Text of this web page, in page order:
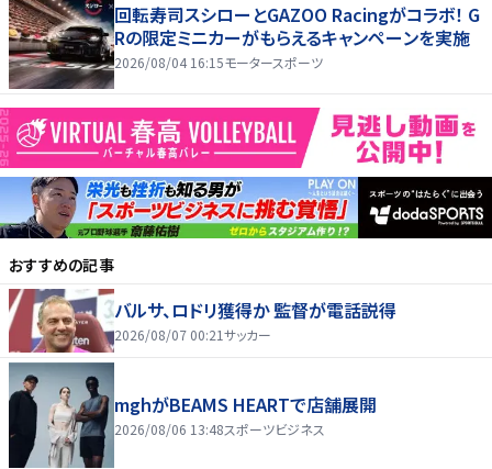
回転寿司スシローとGAZOO Racingがコラボ！ G
Rの限定ミニカーがもらえるキャンペーンを実施
2026/08/04 16:15モータースポーツ
おすすめの記事
バルサ、ロドリ獲得か 監督が電話説得
2026/08/07 00:21サッカー
mghがBEAMS HEARTで店舗展開
2026/08/06 13:48スポーツビジネス